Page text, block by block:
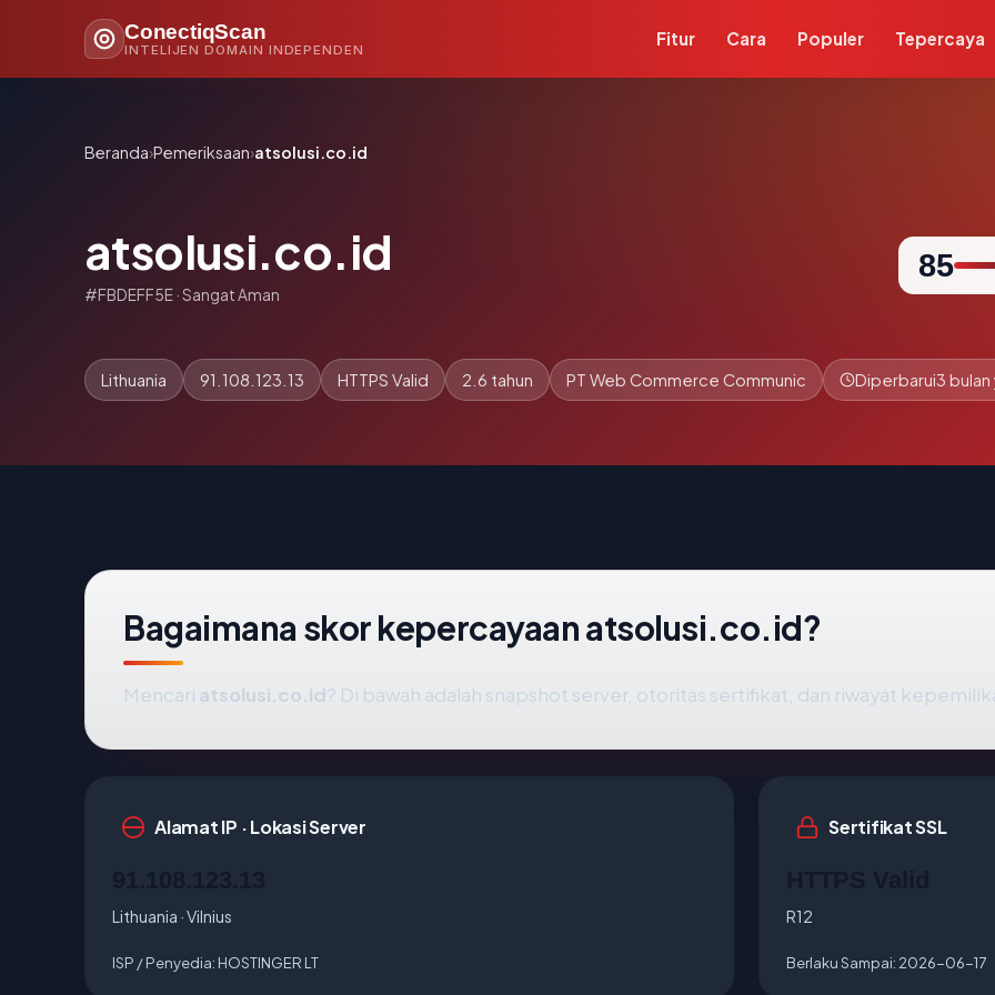
ConectiqScan
INTELIJEN DOMAIN INDEPENDEN
Fitur Cara Populer Tepercaya
Beranda›Pemeriksaan›atsolusi.co.id
atsolusi.co.id
#FBDEFF5E · Sangat Aman
85
Lithuania 91.108.123.13 HTTPS Valid 2.6 tahun PT Web Commerce Communic Diperbarui3 bulan
Bagaimana skor kepercayaan atsolusi.co.id?
Mencari atsolusi.co.id? Di bawah adalah snapshot server, otoritas sertifikat, dan riwayat
Alamat IP · Lokasi Server
Lithuania · Vilnius
ISP / Penyedia: HOSTINGER LT
Sertifikat SSL
R12
Berlaku Sampai: 2026-06-17